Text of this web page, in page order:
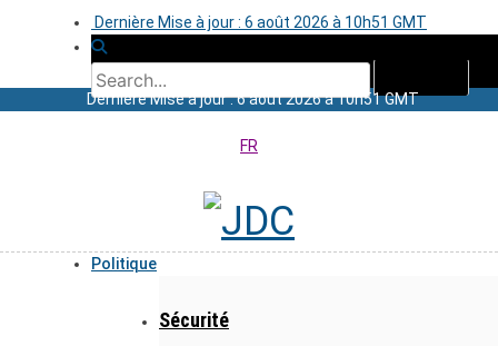
Dernière Mise à jour : 6 août 2026 à 10h51 GMT
Dernière Mise à jour : 6 août 2026 à 10h51 GMT
FR
Politique
Sécurité